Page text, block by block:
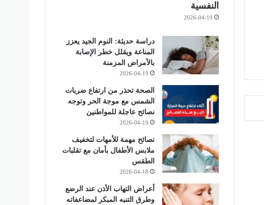
النفسية
2026-04-19
دراسة حديثة: النوم الجيد يعزز
المناعة ويقلل خطر الإصابة
بالأمراض المزمنة
2026-04-19
الصحة تحذر من ارتفاع ضربات
الشمس مع موجة الحر وتوجه
نصائح عاجلة للمواطنين
2026-04-19
نصائح مهمة للأمهات لتخفيف
ملابس الأطفال بأمان مع تقلبات
الطقس
2026-04-18
أعراض التهاب الأذن عند الرضع
وطرق التنبه المبكر لمضاعفاته